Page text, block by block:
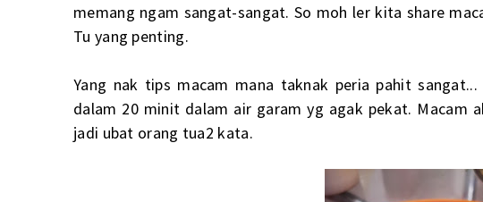
memang ngam sangat-sangat. So moh ler kita share
Tu yang penting.
Yang nak tips macam mana taknak peria pahit
dalam 20 minit dalam air garam yg agak pekat. Macam
jadi ubat orang tua2 kata.